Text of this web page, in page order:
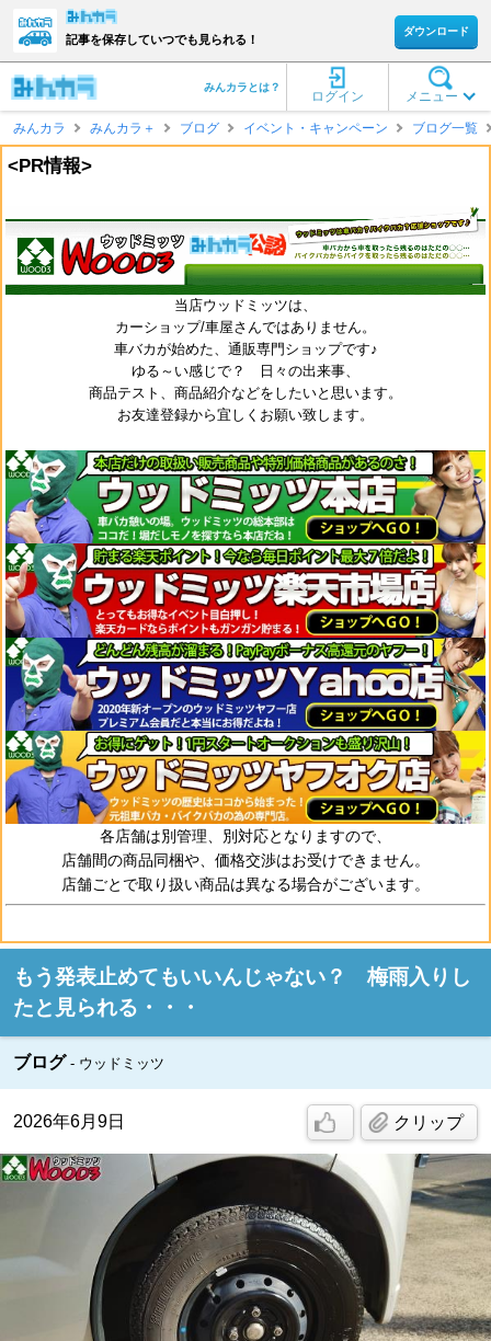
記事を保存していつでも見られる！
ダウンロード
メニュー
ログイン
みんカラとは？
みんカラ みんカラ＋ ブログ イベント・キャンペーン ブログ一覧
<PR情報>
当店ウッドミッツは、
カーショップ/車屋さんではありません。
車バカが始めた、通販専門ショップです♪
ゆる～い感じで？ 日々の出来事、
商品テスト、商品紹介などをしたいと思います。
お友達登録から宜しくお願い致します。
各店舗は別管理、別対応となりますので、
店舗間の商品同梱や、価格交渉はお受けできません。
店舗ごとで取り扱い商品は異なる場合がございます。
もう発表止めてもいいんじゃない？ 梅雨入りし
たと見られる・・・
ブログ ウッドミッツ
2026年6月9日 クリップ